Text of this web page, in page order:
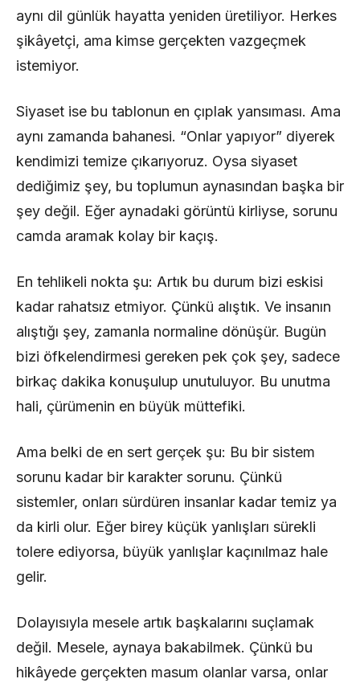
aynı dil günlük hayatta yeniden üretiliyor. Herkes
şikâyetçi, ama kimse gerçekten vazgeçmek
istemiyor.
Siyaset ise bu tablonun en çıplak yansıması. Ama
aynı zamanda bahanesi. “Onlar yapıyor” diyerek
kendimizi temize çıkarıyoruz. Oysa siyaset
dediğimiz şey, bu toplumun aynasından başka bir
şey değil. Eğer aynadaki görüntü kirliyse, sorunu
camda aramak kolay bir kaçış.
En tehlikeli nokta şu: Artık bu durum bizi eskisi
kadar rahatsız etmiyor. Çünkü alıştık. Ve insanın
alıştığı şey, zamanla normaline dönüşür. Bugün
bizi öfkelendirmesi gereken pek çok şey, sadece
birkaç dakika konuşulup unutuluyor. Bu unutma
hali, çürümenin en büyük müttefiki.
Ama belki de en sert gerçek şu: Bu bir sistem
sorunu kadar bir karakter sorunu. Çünkü
sistemler, onları sürdüren insanlar kadar temiz ya
da kirli olur. Eğer birey küçük yanlışları sürekli
tolere ediyorsa, büyük yanlışlar kaçınılmaz hale
gelir.
Dolayısıyla mesele artık başkalarını suçlamak
değil. Mesele, aynaya bakabilmek. Çünkü bu
hikâyede gerçekten masum olanlar varsa, onlar